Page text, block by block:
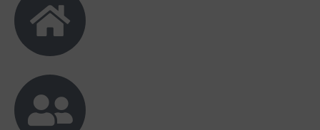
Febri Sitepu
Baarakallah... Selamat menempuh hidup
baru ya Diki & Rina Semoga Allah
Sakinah Mawaddah Warahmah
Wulan Dari